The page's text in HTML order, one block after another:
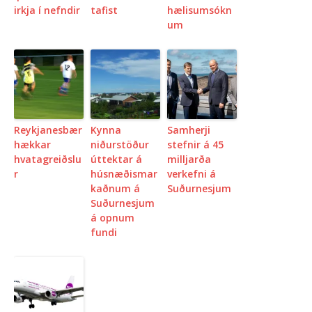
irkja í nefndir
tafist
hælisumsókn
um
Reykjanesbær
hækkar
hvatagreiðslu
r
Kynna
niðurstöður
úttektar á
húsnæðismar
kaðnum á
Suðurnesjum
á opnum
fundi
Samherji
stefnir á 45
milljarða
verkefni á
Suðurnesjum